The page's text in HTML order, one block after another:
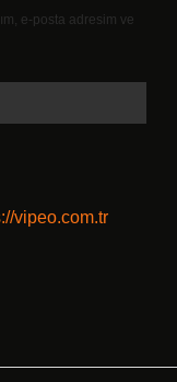
e-posta adresim ve
vipeo.com.tr